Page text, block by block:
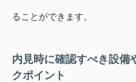
ることができます。
内見時に確認すべき設備
クポイント